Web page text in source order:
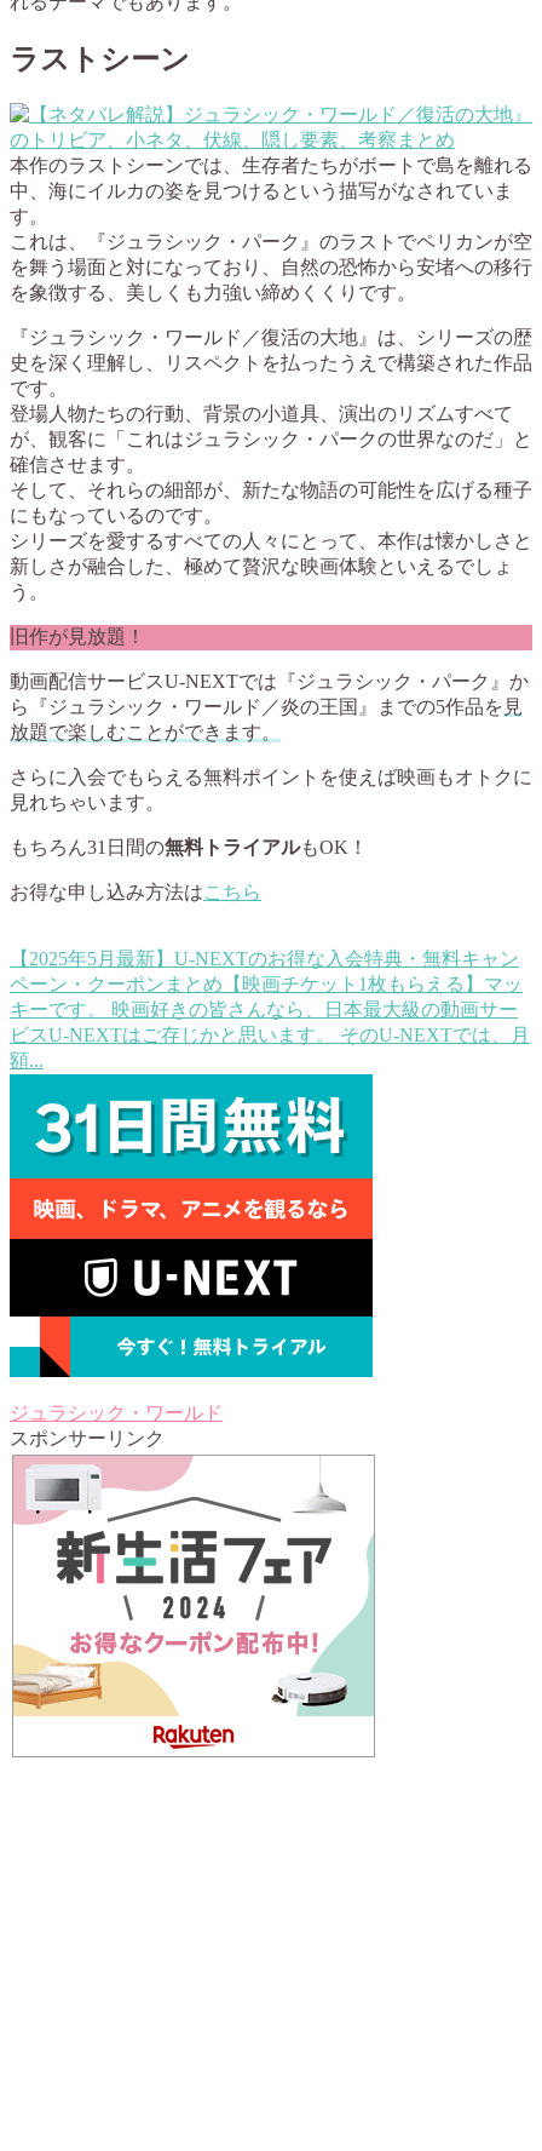
ラストシーン
本作のラストシーンでは、生存者たちがボートで島を離れる
中、海にイルカの姿を見つけるという描写がなされていま
す。
これは、『ジュラシック・パーク』のラストでペリカンが空
を舞う場面と対になっており、自然の恐怖から安堵への移行
を象徴する、美しくも力強い締めくくりです。
『ジュラシック・ワールド／復活の大地』は、シリーズの歴
史を深く理解し、リスペクトを払ったうえで構築された作品
です。
登場人物たちの行動、背景の小道具、演出のリズムすべて
が、観客に「これはジュラシック・パークの世界なのだ」と
確信させます。
そして、それらの細部が、新たな物語の可能性を広げる種子
にもなっているのです。
シリーズを愛するすべての人々にとって、本作は懐かしさと
新しさが融合した、極めて贅沢な映画体験といえるでしょ
う。
旧作が見放題！
動画配信サービスU-NEXTでは『ジュラシック・パーク』か
ら『ジュラシック・ワールド／炎の王国』までの5作品を 見
放題で楽しむことができます。
さらに入会でもらえる無料ポイントを使えば映画もオトクに
見れちゃいます。
もちろん31日間の無料トライアルもOK！
お得な申し込み方法はこちら
【2025年5月最新】U-NEXTのお得な入会特典・無料キャン
ペーン・クーポンまとめ【映画チケット1枚もらえる】 マッ
キーです。 映画好きの皆さんなら、日本最大級の動画サー
ビスU-NEXTはご存じかと思います。 そのU-NEXTでは、月
額...
ジュラシック・ワールド
スポンサーリンク